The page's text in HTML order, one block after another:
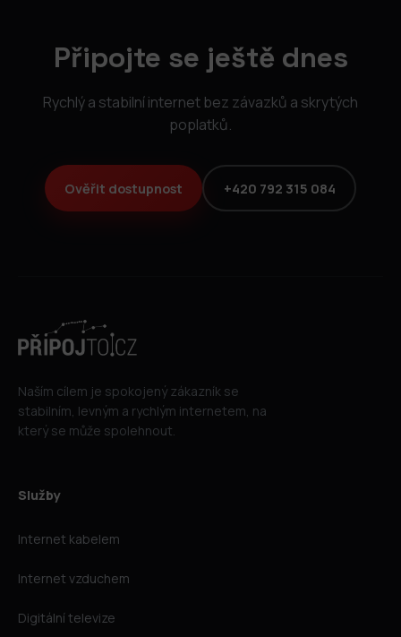
Připojte se ještě dnes
Rychlý a stabilní internet bez závazků a skrytých
poplatků.
Ověřit dostupnost +420 792 315 084
Naším cílem je spokojený zákazník se
stabilním, levným a rychlým internetem, na
který se může spolehnout.
Služby
Internet kabelem
Internet vzduchem
Digitální televize